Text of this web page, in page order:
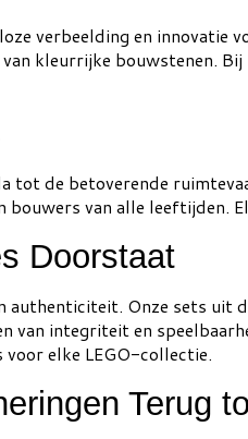
verbeelding en innovatie
kleurrijke bouwstenen.
tot de betoverende
bouwers van alle
Doorstaat
Onze sets uit
van integriteit en
elke LEGO-collectie.
Terug